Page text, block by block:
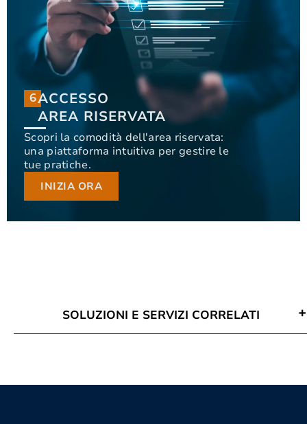
6ACCESSO
AREA RISERVATA
Scopri la comodità dell'area riservata:
una piattaforma intuitiva per gestire le
tue pratiche.
INIZIA ORA
6
ACCESSO
AREA RISERVATA
Scopri la comodità dell'area riservata: una
piattaforma intuitiva per gestire le tue pratiche.
INIZIA ORA
SOLUZIONI E SERVIZI CORRELATI
Mediatori Agropoli